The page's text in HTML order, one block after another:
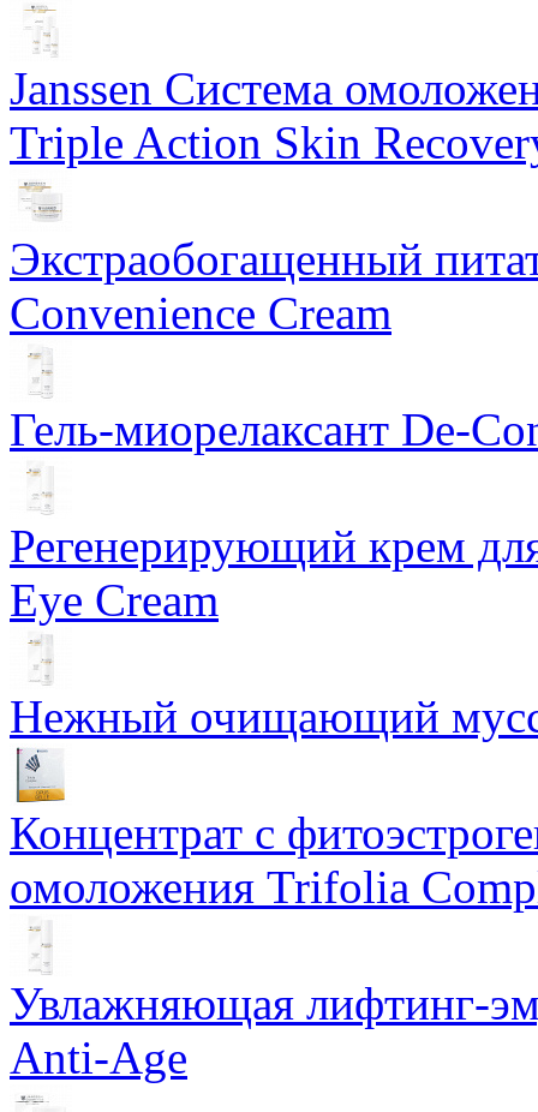
Janssen Система
Triple Action Skin
Экстраобогащенный
Convenience Cream
Гель-миорелаксант De-
Регенерирующий крем
Eye Cream
Нежный очищающий мусс
Концентрат с
омоложения Trifolia
Увлажняющая лифтинг-
Anti-Age